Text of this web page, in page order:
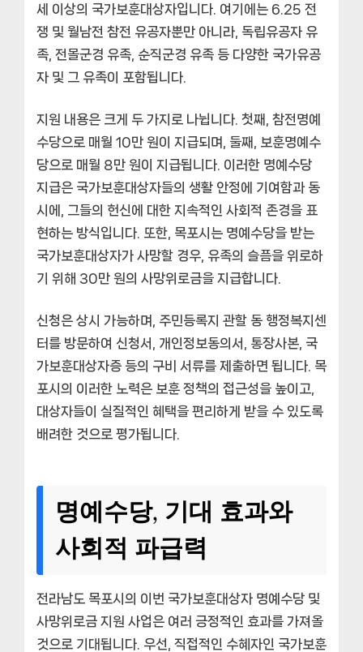
세 이상의 국가보훈대상자입니다. 여기에는 6.25 전
쟁 및 월남전 참전 유공자뿐만 아니라, 독립유공자 유
족, 전몰군경 유족, 순직군경 유족 등 다양한 국가유공
자 및 그 유족이 포함됩니다.
지원 내용은 크게 두 가지로 나뉩니다. 첫째, 참전명예
수당으로 매월 10만 원이 지급되며, 둘째,
보훈명예수
당으로 매월 8만 원이 지급됩니다. 이러한 명예수당
지급은 국가보훈대상자들의 생활 안정에 기여함과 동
시에, 그들의 헌신에 대한 지속적인 사회적 존경을 표
현하는 방식입니다. 또한, 목포시 는 명예수당을 받는
국가보훈대상자가 사망할 경우, 유족의 슬픔을 위로하
기 위해 30만 원의 사망위로금을 지급합니다.
신청은 상시 가능하며, 주민등록지 관할 동 행정복지센
터를 방문하여 신청서, 개인정보동의서, 통장사본, 국
가보훈대상자증 등의 구비 서류를 제출하면 됩니다. 목
포시 의 이러한 노력은 보훈 정책의 접근성을 높이고,
대상자들이 실질적인 혜택을 편리하게 받을 수 있도록
배려한 것으로 평가됩니다.
명예수당, 기대 효과와
사회적 파급력
전라남도 목포시 의 이번 국가보훈대상자 명예수당 및
사망위로금 지원 사업은 여러 긍정적인 효과를 가져올
것으로 기대됩니다. 우선, 직접적인 수혜자인 국가보훈